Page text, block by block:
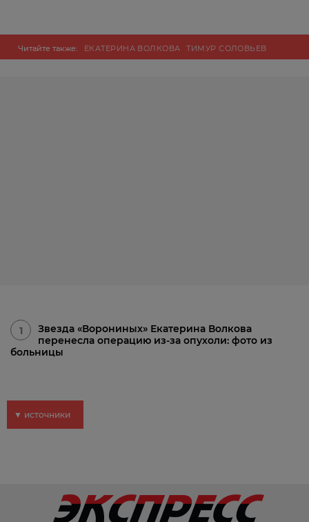
Читайте также: ЕКАТЕРИНА ВОЛКОВА ТИМУР СОЛОВЬЕВ
1
Звезда «Ворониных» Екатерина Волкова
перенесла операцию из-за опухоли: фото из
больницы
▼ источники